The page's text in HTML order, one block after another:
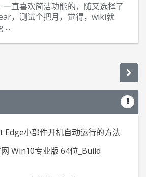
直喜欢简洁功能的，随又选择了
，测试个把月，觉得，wiki就
...
小部件开机自动运行的方法
Win10专业版 64位_Build